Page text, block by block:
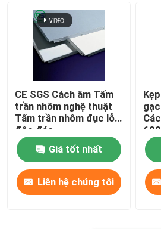
Bảng tường trang trí nghệ thuật
Nắp điều hòa không khí bằng
tấm nhôm mở rộng
Cửa sổ nhôm lưới
Nhà nhôm Alcoa
CE SGS Cách âm Tấm
trần nhôm nghệ thuật
Tấm trần nhôm đục lỗ
độc đáo
Giá tốt nhất
Liên hệ chúng tôi